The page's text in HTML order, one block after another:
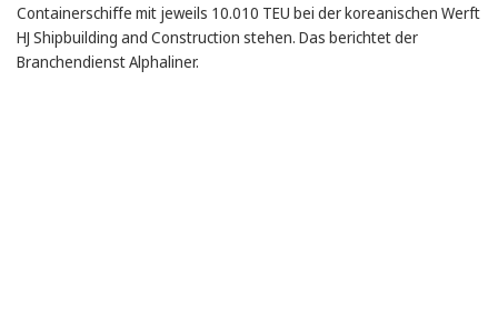
Containerschiffe mit jeweils 10.010 TEU bei der koreanischen Werft
HJ Shipbuilding and Construction stehen. Das berichtet der
Branchendienst Alphaliner.